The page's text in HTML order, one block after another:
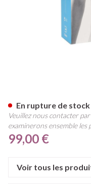
99,00 €
En rupture de stock
Veuillez nous contacter
examinerons ensemble les
Voir tous les